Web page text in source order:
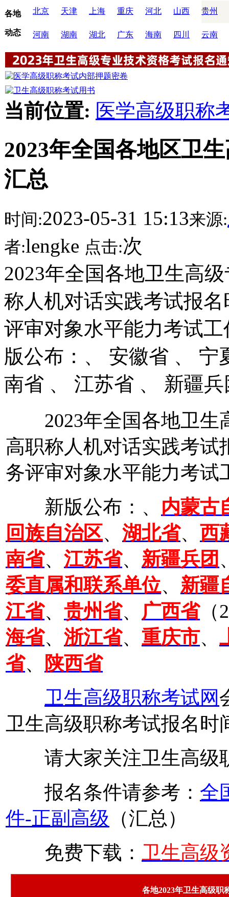
各地
动态
北京 天津 上海 重庆 河北 山西 贵州
河南 湖南 湖北 广东 海南 四川 云南
当前位置: 医学高级职称
2023年全国各地区卫
汇总
时间:2023-05-31 15:13来源:
者:lengke 点击:次
2023年全国各地卫生高
称人机对话实践考试报
评审对象水平能力考试
版公布：、 安徽省 、 宁
南省 、 江苏省 、 新疆
2023年全国各地卫生
高职称人机对话实践考试
务评审对象水平能力考试
新版公布：、 内蒙古
回族自治区、 湖北省、 西
南省、 江苏省、 新疆兵团
委直属和联系单位、 新疆
江省、 贵州省、 广西省（
海省、 浙江省、 重庆市、
省、
陕西省
卫生高级职称考试网
卫生高级职称考试报名
请大家关注卫生高级
报名条件请参考： 全
件-正副高级 （汇总）
免费下载： 卫生高级
各地2023年卫生高级职